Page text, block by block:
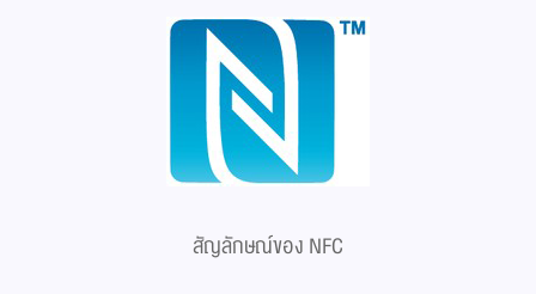
สัญลักษณ์ของ NFC